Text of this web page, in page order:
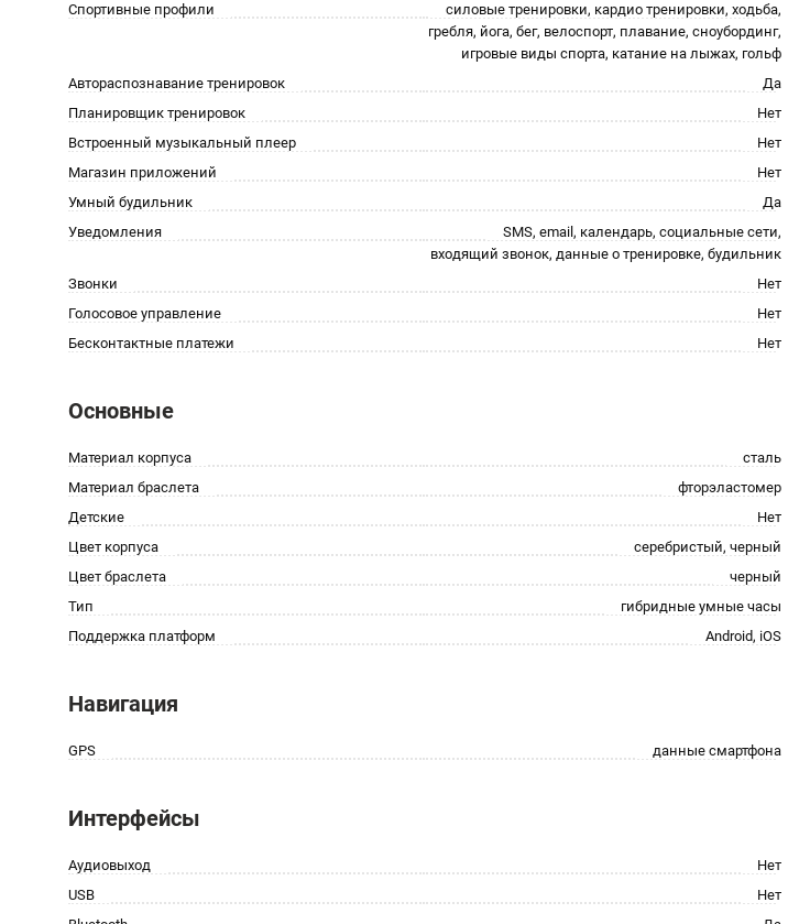
Спортивные профили
силовые тренировки, кардио тренировки, xодьба,
гребля, йога, бег, велоспорт, плавание, сноубординг,
игровые виды спорта, катание на лыжах, гольф
Автораспознавание тренировок
Да
Планировщик тренировок
Нет
Встроенный музыкальный плеер
Нет
Магазин приложений
Нет
Умный будильник
Да
Уведомления
SMS, email, календарь, социальные сети,
входящий звонок, данные о тренировке, будильник
Звонки
Нет
Голосовое управление
Нет
Бесконтактные платежи
Нет
Основные
Материал корпуса
сталь
Материал браслета
фторэластомер
Детские
Нет
Цвет корпуса
серебристый, черный
Цвет браслета
черный
Тип
гибридные умные часы
Поддержка платформ
Android, iOS
Навигация
GPS данные смартфона
Интерфейсы
Аудиовыход
Нет
USB
Нет